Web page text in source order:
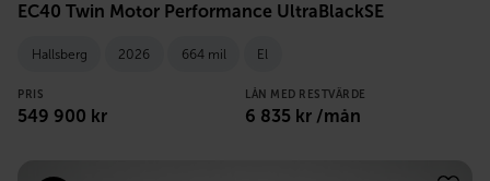
EC40 Twin Motor Performance UltraBlackSE
Hallsberg 2026 664 mil El
PRIS
549 900 kr
LÅN MED RESTVÄRDE
6 835 kr /mån